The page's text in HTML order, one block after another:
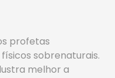
profetas
sobrenaturais.
melhor a